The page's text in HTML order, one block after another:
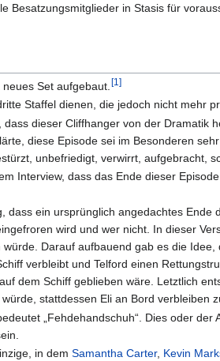
Besatzungsmitglieder in Stasis für
Set aufgebaut. [1]
Staffel dienen, die jedoch nicht mehr
dass dieser Cliffhanger von der Dramatik
diese Episode sei im Besonderen
unbefriedigt, verwirrt, aufgebracht,
Interview, dass das Ende dieser
dass ein ursprünglich angedachtes
wird und wer nicht. In dieser
Darauf aufbauend gab es die
verbleibt und Telford einen
dem Schiff geblieben wäre. Letztlich
stattdessen Eli an Bord verbleiben
„Fehdehandschuh“. Dies oder der
in demSamantha Carter, Kevin